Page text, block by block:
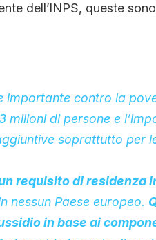
dell’INPS, queste
importante contro la
di persone e
soprattutto per
requisito di residenza
nessun Paese europeo.
in base ai